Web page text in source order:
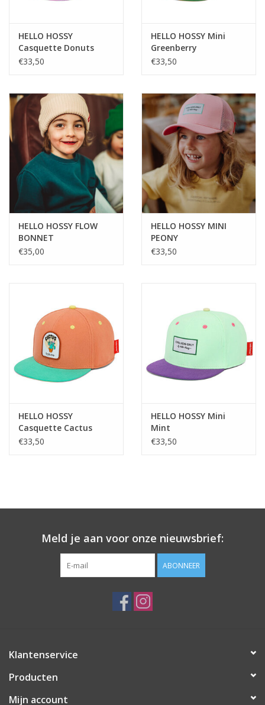
HELLO HOSSY
Casquette Donuts
€33,50
HELLO HOSSY Mini
Greenberry
€33,50
HELLO HOSSY FLOW
BONNET
€35,00
HELLO HOSSY MINI
PEONY
€33,50
HELLO HOSSY
Casquette Cactus
€33,50
HELLO HOSSY Mini
Mint
€33,50
Meld je aan voor onze nieuwsbrief:
ABONNEER
Klantenservice
Producten
Mijn account